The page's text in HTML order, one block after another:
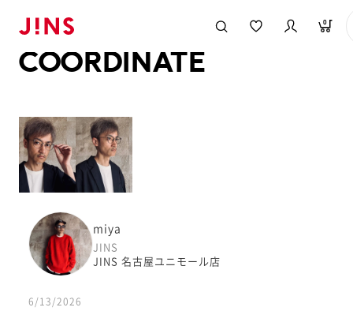
0
COORDINATE
miya
JINS
JINS 名古屋ユニモール店
6/13/2026